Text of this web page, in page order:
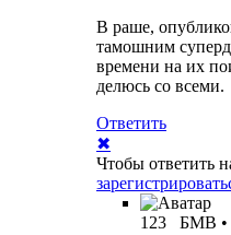
В раше,
тамошним
времени на их
делюсь со всеми.
Ответить
✖
Чтобы ответить
123 БМВ •